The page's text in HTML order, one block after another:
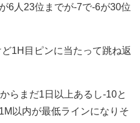
6人23位までが-7で-6が30位
1H目ピンに当たって跳ね返
らまだ1日以上あるし-10と
以内が最低ラインになりそ